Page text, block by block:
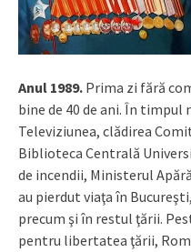
Anul 1989. Prima zi fără
bine de 40 de ani. În
Televiziunea, clădirea
Biblioteca Centrală
de incendii, Ministerul
au pierdut viaţa în
precum şi în restul ţării.
pentru libertatea ţării,